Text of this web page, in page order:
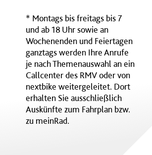
* Montags bis freitags bis 7
und ab 18 Uhr sowie an
Wochenenden und Feiertagen
ganztags werden Ihre Anrufe
je nach Themenauswahl an ein
Callcenter des RMV oder von
nextbike weitergeleitet. Dort
erhalten Sie ausschließlich
Auskünfte zum Fahrplan bzw.
zu meinRad.